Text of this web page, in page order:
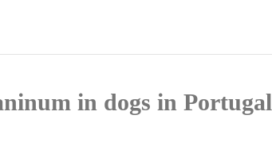
in dogs in Portugal